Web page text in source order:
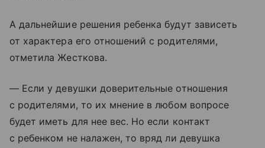
А дальнейшие решения ребенка будут зависеть
от характера его отношений с родителями,
отметила Жесткова.
— Если у девушки доверительные отношения
с родителями, то их мнение в любом вопросе
будет иметь для нее вес. Но если контакт
с ребенком не налажен, то вряд ли девушка